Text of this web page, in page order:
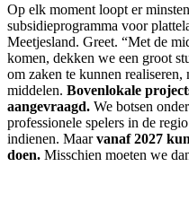
Op elk moment loopt er
subsidieprogramma voor
Meetjesland. Greet. “Met de
komen, dekken we een groot
om zaken te kunnen realiseren,
middelen. Bovenlokale
aangevraagd. We botsen
professionele spelers in de
indienen. Maarvanaf 2027
doen. Misschien moeten we